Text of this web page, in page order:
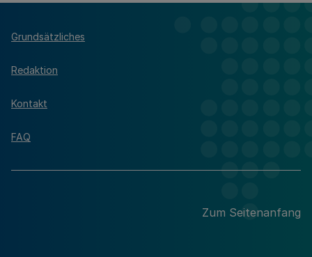
Grundsätzliches
Redaktion
Kontakt
FAQ
Zum Seitenanfang